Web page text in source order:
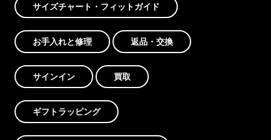
サイズチャート・フィットガイド
お手入れと修理 返品・交換
サインイン 買取
ギフトラッピング